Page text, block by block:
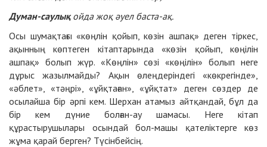
Думан-саулықойда жоқ әуел баста-ақ.
Осы шумақтағы «көңлін қойып, көзін ашпақ» деген тіркес,
ақынның көптеген кітаптарында «көзін қойып, көңілін
ашпақ» болып жүр. «Көңлін» сөзі «көңілін» болып неге
дұрыс жазылмайды? Ақын өлеңдеріндегі «көкрегінде»,
«әблет», «тәңрі», «ұйқтаған», «ұйқтат» деген сөздер де
осылайша бір әрпі кем. Шерхан атамыз айтқандай, бұл да
бір кем дүние болған-ау шамасы. Неге кітап
құрастырушылары осындай бол-машы қателіктерге көз
жұма қарай берген? Түсінбейсің.